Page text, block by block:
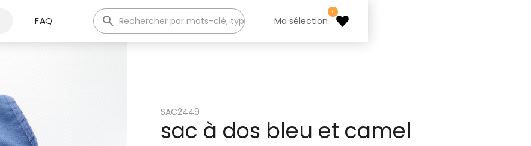
FAQ Ma sélection
0
SAC2449
sac à dos bleu et camel